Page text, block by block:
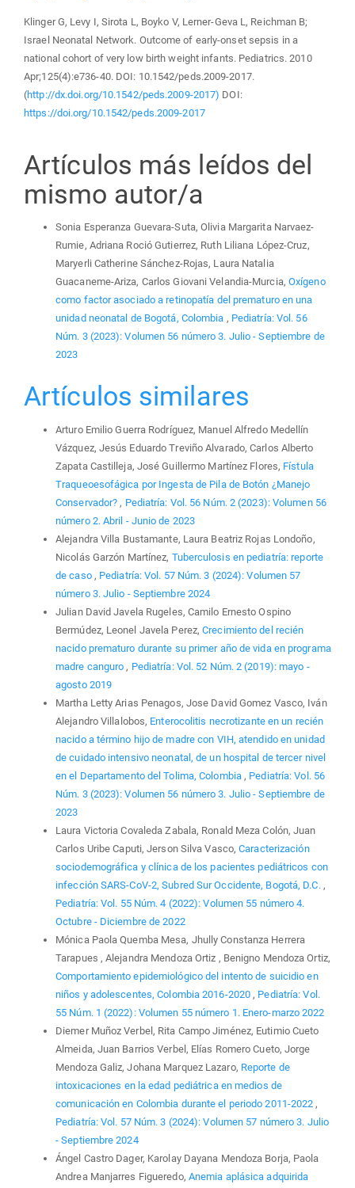
Klinger G, Levy I, Sirota L, Boyko V, Lerner-Geva L, Reichman B;
Israel Neonatal Network. Outcome of early-onset sepsis in a
national cohort of very low birth weight infants. Pediatrics. 2010
Apr;125(4):e736-40. DOI: 10.1542/peds.2009-2017.
(http://dx.doi.org/10.1542/peds.2009-2017) DOI:
https://doi.org/10.1542/peds.2009-2017
Artículos más leídos del
mismo autor/a
Sonia Esperanza Guevara-Suta, Olivia Margarita Narvaez-
Rumie, Adriana Roció Gutierrez, Ruth Liliana López-Cruz,
Maryerli Catherine Sánchez-Rojas, Laura Natalia
Guacaneme-Ariza, Carlos Giovani Velandia-Murcia, Oxígeno
como factor asociado a retinopatía del prematuro en una
unidad neonatal de Bogotá, Colombia , Pediatría: Vol. 56
Núm. 3 (2023): Volumen 56 número 3. Julio - Septiembre de
2023
Artículos similares
Arturo Emilio Guerra Rodríguez, Manuel Alfredo Medellín
Vázquez, Jesús Eduardo Treviño Alvarado, Carlos Alberto
Zapata Castilleja, José Guillermo Martínez Flores, Fístula
Traqueoesofágica por Ingesta de Pila de Botón ¿Manejo
Conservador? , Pediatría: Vol. 56 Núm. 2 (2023): Volumen 56
número 2. Abril - Junio de 2023
Alejandra Villa Bustamante, Laura Beatriz Rojas Londoño,
Nicolás Garzón Martínez, Tuberculosis en pediatría: reporte
de caso , Pediatría: Vol. 57 Núm. 3 (2024): Volumen 57
número 3. Julio - Septiembre 2024
Julian David Javela Rugeles, Camilo Ernesto Ospino
Bermúdez, Leonel Javela Perez,Crecimiento del recién
nacido prematuro durante su primer año de vida en programa
madre canguro , Pediatría: Vol. 52 Núm. 2 (2019): mayo -
agosto 2019
Martha Letty Arias Penagos, Jose David Gomez Vasco, Iván
Alejandro Villalobos, Enterocolitis necrotizante en un recién
nacido a término hijo de madre con VIH, atendido en unidad
de cuidado intensivo neonatal, de un hospital de tercer nivel
en el Departamento del Tolima, Colombia , Pediatría: Vol. 56
Núm. 3 (2023): Volumen 56 número 3. Julio - Septiembre de
2023
Laura Victoria Covaleda Zabala, Ronald Meza Colón, Juan
Carlos Uribe Caputi, Jerson Silva Vasco,Caracterización
sociodemográfica y clínica de los pacientes pediátricos con
infección SARS-CoV-2, Subred Sur Occidente, Bogotá, D.C. ,
Pediatría: Vol. 55 Núm. 4 (2022): Volumen 55 número 4.
Octubre - Diciembre de 2022
Mónica Paola Quemba Mesa, Jhully Constanza Herrera
Tarapues , Alejandra Mendoza Ortiz , Benigno Mendoza Ortiz,
Comportamiento epidemiológico del intento de suicidio en
niños y adolescentes, Colombia 2016-2020 , Pediatría: Vol.
55 Núm. 1 (2022): Volumen 55 número 1. Enero-marzo 2022
Diemer Muñoz Verbel, Rita Campo Jiménez, Eutimio Cueto
Almeida, Juan Barrios Verbel, Elías Romero Cueto, Jorge
Mendoza Galiz, Johana Marquez Lazaro, Reporte de
intoxicaciones en la edad pediátrica en medios de
comunicación en Colombia durante el periodo 2011-2022 ,
Pediatría: Vol. 57 Núm. 3 (2024): Volumen 57 número 3. Julio
- Septiembre 2024
Ángel Castro Dager, Karolay Dayana Mendoza Borja, Paola
Andrea Manjarres Figueredo, Anemia aplásica adquirida